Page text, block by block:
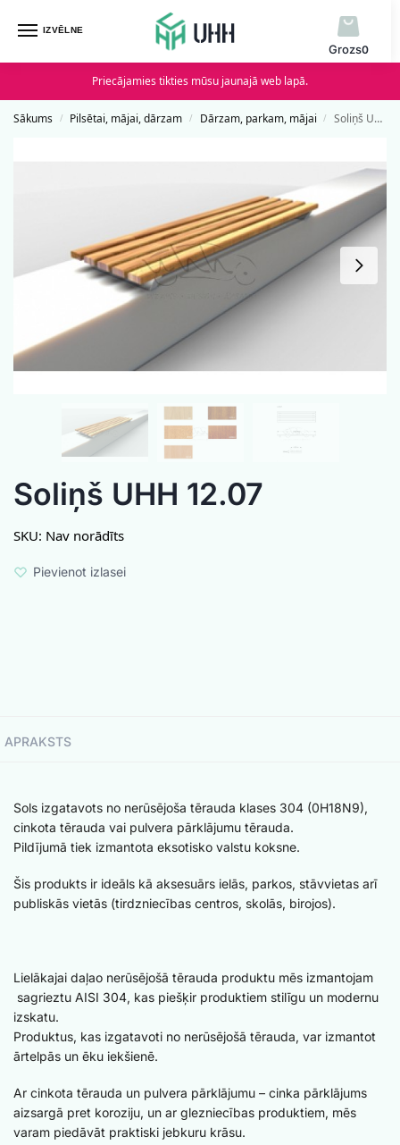
IZVĒLNE
0
Priecājamies tikties mūsu jaunajā web lapā.
Sākums / Pilsētai, mājai, dārzam / Dārzam, parkam, mājai / Soliņš UHH 12.07
Soliņš UHH 12.07
SKU: Nav norādīts
Pievienot izlasei
APRAKSTS
Sols izgatavots no nerūsējoša tērauda klases 304 (0H18N9),
cinkota tērauda vai pulvera pārklājumu tērauda.
Pildījumā tiek izmantota eksotisko valstu koksne.
Šis produkts ir ideāls kā aksesuārs ielās, parkos, stāvvietas arī
publiskās vietās (tirdzniecības centros, skolās, birojos).
Lielākajai daļao nerūsējošā tērauda produktu mēs izmantojam
sagrieztu AISI 304, kas piešķir produktiem stilīgu un modernu
izskatu.
Produktus, kas izgatavoti no nerūsējošā tērauda, ​​var izmantot
ārtelpās un ēku iekšienē.
Ar cinkota tērauda un pulvera pārklājumu – cinka pārklājums
aizsargā pret koroziju, un ar glezniecības produktiem, mēs
varam piedāvāt praktiski jebkuru krāsu.